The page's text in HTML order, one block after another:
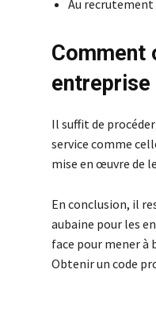
Au recrutement
Comment
entreprise
Il suffit de
service comme
mise en œuvre de
En conclusion, il
aubaine pour les
face pour mener à
Obtenir un code